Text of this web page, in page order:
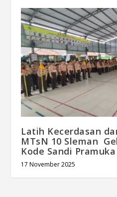
Latih Kecerdasan
MTsN 10 Sleman
Kode Sandi Pramuka
17 November 2025